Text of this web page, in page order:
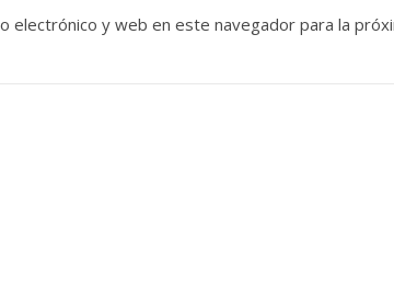
electrónico y web en este navegador para la